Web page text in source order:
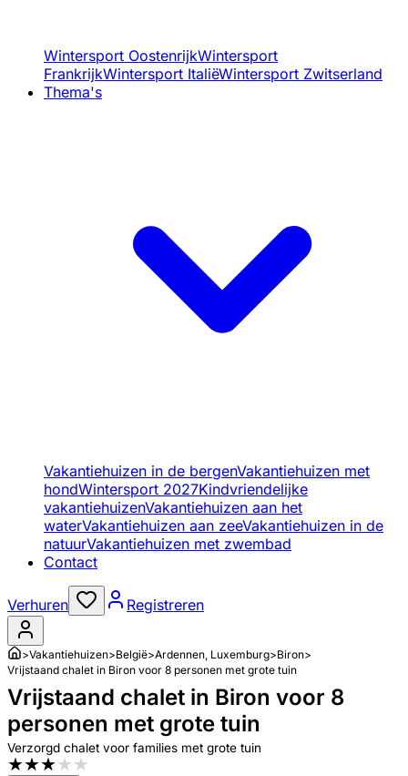
Wintersport OostenrijkWintersport
FrankrijkWintersport ItaliëWintersport Zwitserland
Thema's
Vakantiehuizen in de bergenVakantiehuizen met
hondWintersport 2027Kindvriendelijke
vakantiehuizenVakantiehuizen aan het
waterVakantiehuizen aan zeeVakantiehuizen in de
natuurVakantiehuizen met zwembad
Contact
Verhuren Registreren
>Vakantiehuizen>België>Ardennen, Luxemburg>Biron>
Vrijstaand chalet in Biron voor 8 personen met grote tuin
Vrijstaand chalet in Biron voor 8
personen met grote tuin
Verzorgd chalet voor families met grote tuin
★★★★★